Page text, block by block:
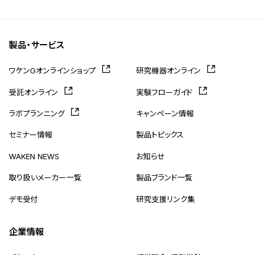
製品・サービス
ワケンGオンラインショップ 研究機器オンライン
受託オンライン 実験フローガイド
ラボプランニング キャンペーン情報
セミナー情報 製品トピックス
WAKEN NEWS お知らせ
取り扱いメーカー一覧 製品ブランド一覧
デモ受付 研究支援リンク集
企業情報